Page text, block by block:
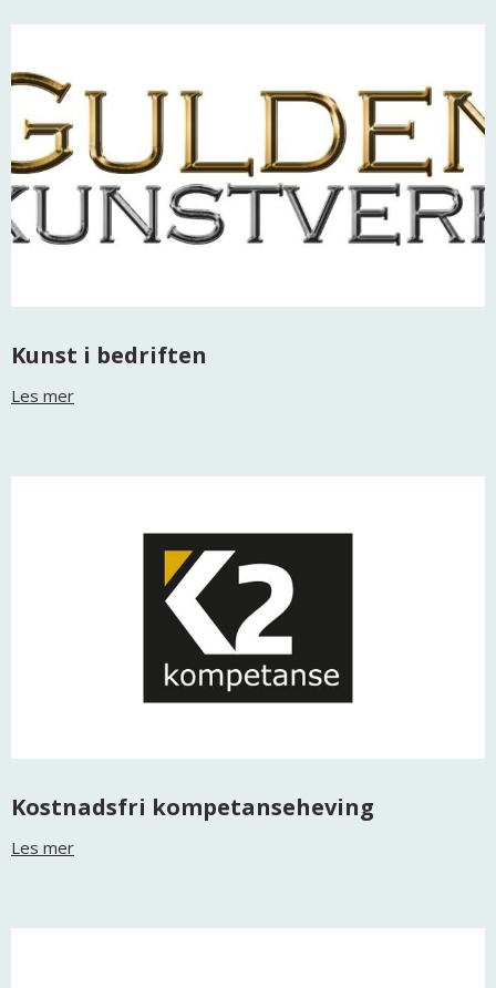
Kunst i bedriften
Les mer
Kostnadsfri kompetanseheving
Les mer